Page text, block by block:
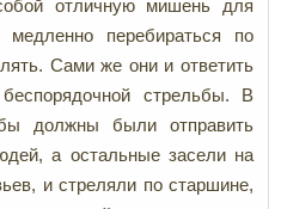
отличную мишень для
перебираться по
Сами же они и ответить
стрельбы. В
должны были отправить
а остальные засели на
и стреляли по старшине,